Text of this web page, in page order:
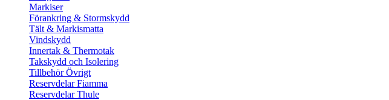
Markiser
Förankring & Stormskydd
Tält & Markismatta
Vindskydd
Innertak & Thermotak
Takskydd och Isolering
Tillbehör Övrigt
Reservdelar Fiamma
Reservdelar Thule